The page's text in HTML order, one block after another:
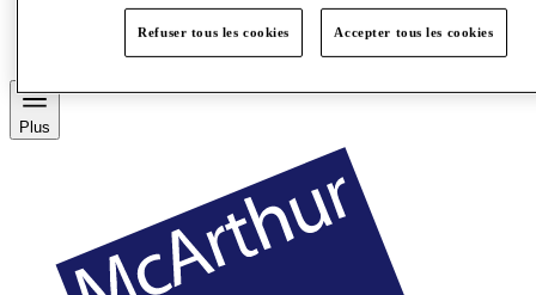
Découvrez la région
Plus
Refuser tous les cookies Accepter tous les cookies